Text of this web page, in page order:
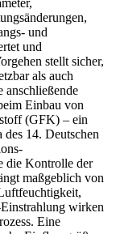
und
und
stellt sicher,
als auch
Einbau von
(GFK) – ein
14. Deutschen
die Kontrolle der
maßgeblich von
wirken
Eine